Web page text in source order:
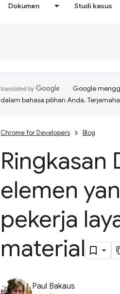
Dokumen Studi kasus
Google
dalam bahasa pilihan Anda.
Chrome for Developers Blog
Ringkasan
elemen
pekerja
material
Paul Bakaus